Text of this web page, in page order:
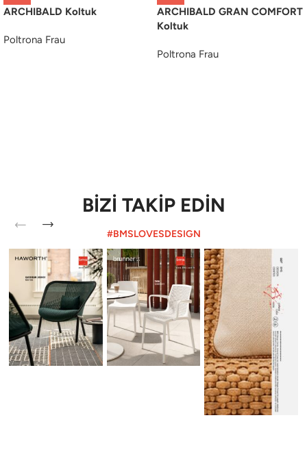
ARCHIBALD Koltuk
Poltrona Frau
ARCHIBALD GRAN COMFORT
Koltuk
Poltrona Frau
BİZİ TAKİP EDİN
#BMSLOVESDESIGN